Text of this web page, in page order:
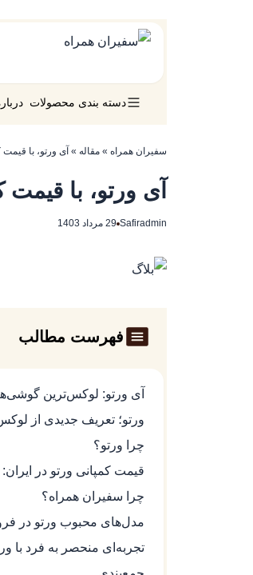
دسته بندی محصولات
سفیران همراه » مقاله » آی ورتو، با قیمت
آی ورتو، با قیمت
Safiradmin 29 مرداد 1403
فهرست مطالب
آی ورتو: لوکس‌ترین
ورتو؛ تعریف جدیدی از
چرا ورتو؟
قیمت کمپانی ورتو در
چرا سفیران همراه؟
مدل‌های محبوب ورتو در
تجربه‌ای منحصر به فرد با